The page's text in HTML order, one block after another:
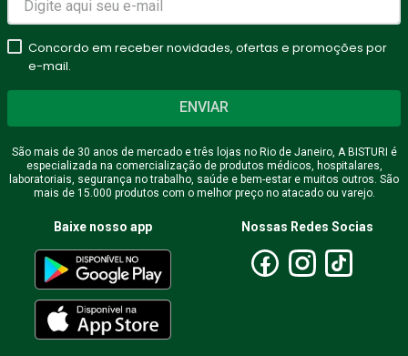
Concordo em receber novidades, ofertas e promoções por
e-mail.
ENVIAR
São mais de 30 anos de mercado e três lojas no Rio de Janeiro, A BISTURI é
especializada na comercialização de produtos médicos, hospitalares,
laboratoriais, segurança no trabalho, saúde e bem-estar e muitos outros. São
mais de 15.000 produtos com o melhor preço no atacado ou varejo.
Baixe nosso app Nossas Redes Socias